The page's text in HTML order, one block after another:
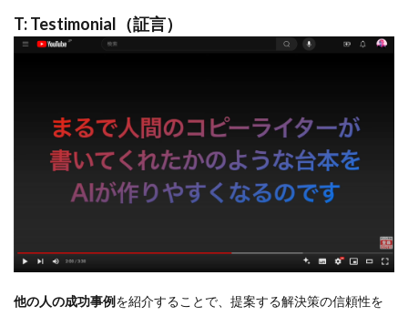
T: Testimonial（証言）
他の人の成功事例を紹介することで、提案する解決策の信頼性を